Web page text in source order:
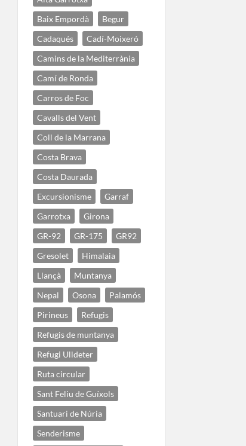
Baix Empordà
Begur
Cadaqués
Cadí-Moixeró
Camins de la Mediterrània
Camí de Ronda
Carros de Foc
Cavalls del Vent
Coll de la Marrana
Costa Brava
Costa Daurada
Excursionisme
Garraf
Garrotxa
Girona
GR-92
GR-175
GR92
Gresolet
Himalaia
Llançà
Muntanya
Nepal
Osona
Palamós
Pirineus
Refugis
Refugis de muntanya
Refugi Ulldeter
Ruta circular
Sant Feliu de Guíxols
Santuari de Núria
Senderisme